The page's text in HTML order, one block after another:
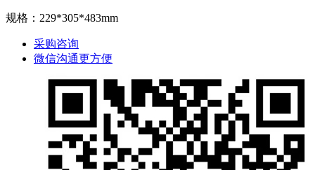
规格：229*305*483mm
采购咨询
微信沟通更方便